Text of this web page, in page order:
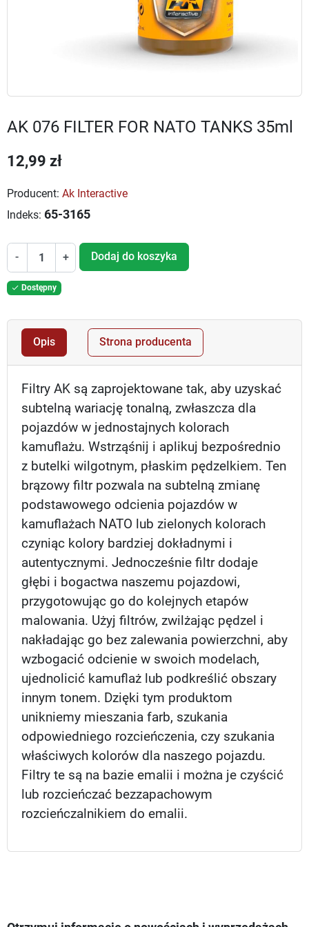
AK 076 FILTER FOR NATO TANKS 35ml
12,99 zł
Producent: Ak Interactive
Indeks: 65-3165
- + Dodaj do koszyka
 Dostępny
Opis Strona producenta
Filtry AK są zaprojektowane tak, aby uzyskać
subtelną wariację tonalną, zwłaszcza dla
pojazdów w jednostajnych kolorach
kamuflażu. Wstrząśnij i aplikuj bezpośrednio
z butelki wilgotnym, płaskim pędzelkiem. Ten
brązowy filtr pozwala na subtelną zmianę
podstawowego odcienia pojazdów w
kamuflażach NATO lub zielonych kolorach
czyniąc kolory bardziej dokładnymi i
autentycznymi. Jednocześnie filtr dodaje
głębi i bogactwa naszemu pojazdowi,
przygotowując go do kolejnych etapów
malowania. Użyj filtrów, zwilżając pędzel i
nakładając go bez zalewania powierzchni, aby
wzbogacić odcienie w swoich modelach,
ujednolicić kamuflaż lub podkreślić obszary
innym tonem. Dzięki tym produktom
unikniemy mieszania farb, szukania
odpowiedniego rozcieńczenia, czy szukania
właściwych kolorów dla naszego pojazdu.
Filtry te są na bazie emalii i można je czyścić
lub rozcieńczać bezzapachowym
rozcieńczalnikiem do emalii.